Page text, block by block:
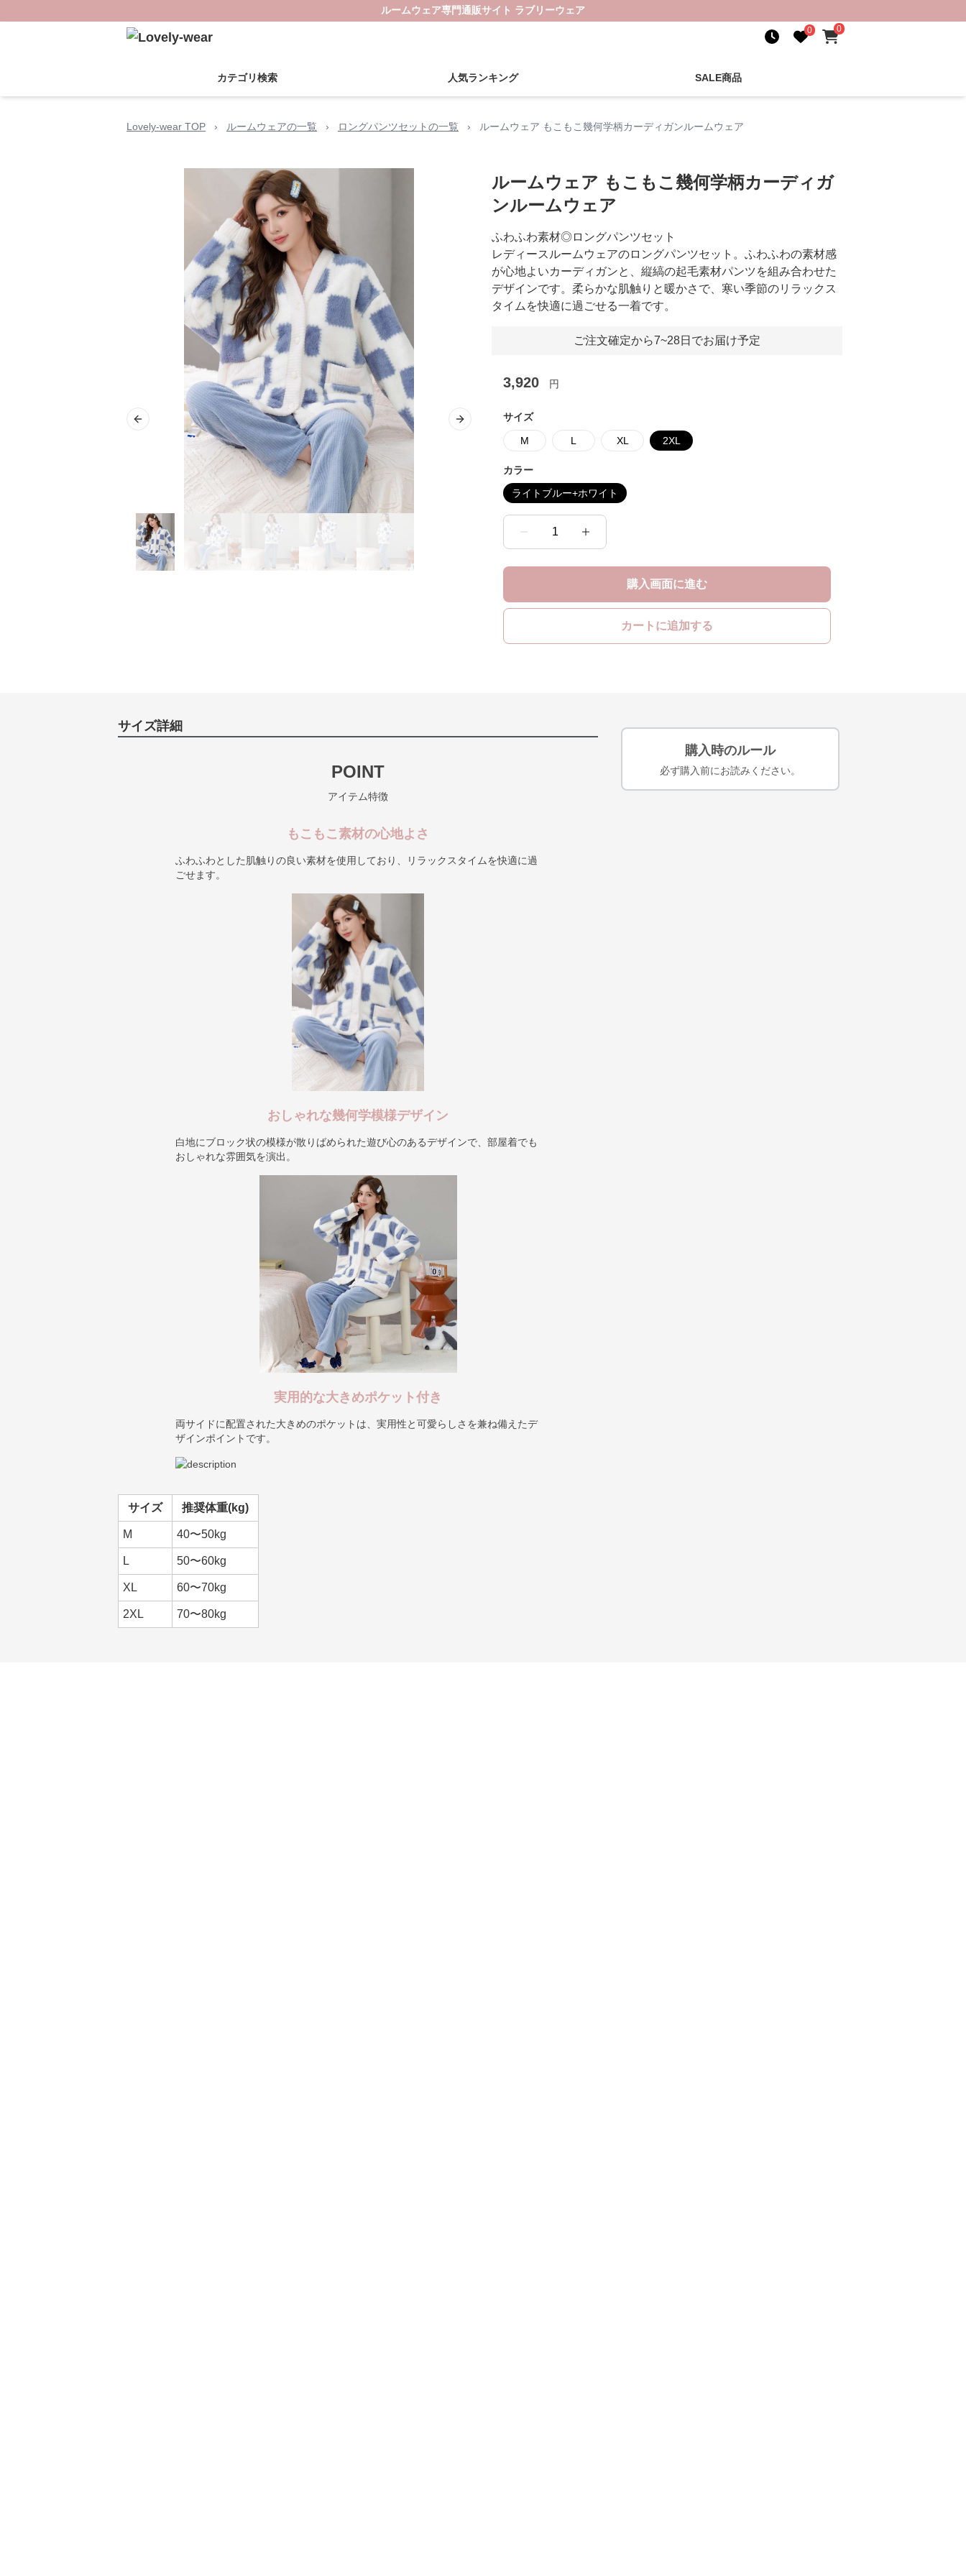
ルームウェア専門通販サイト ラブリーウェア
0 0
カテゴリ検索 人気ランキング SALE商品
Lovely-wear TOP › ルームウェアの一覧 › ロングパンツセットの一覧 › ルームウェア もこもこ幾何学柄カーディガンルームウェア
Previous slide Next slide
ルームウェア もこもこ幾何学柄カーディガ
ンルームウェア
ふわふわ素材◎ロングパンツセット
レディースルームウェアのロングパンツセット。ふわふわの素材感
が心地よいカーディガンと、縦縞の起毛素材パンツを組み合わせた
デザインです。柔らかな肌触りと暖かさで、寒い季節のリラックス
タイムを快適に過ごせる一着です。
ご注文確定から7~28日でお届け予定
3,920 円
サイズ
M L XL 2XL
カラー
ライトブルー+ホワイト
1
購入画面に進む
カートに追加する
サイズ詳細
POINT
アイテム特徴
もこもこ素材の心地よさ
ふわふわとした肌触りの良い素材を使用しており、リラックスタイムを快適に過
ごせます。
おしゃれな幾何学模様デザイン
白地にブロック状の模様が散りばめられた遊び心のあるデザインで、部屋着でも
おしゃれな雰囲気を演出。
実用的な大きめポケット付き
両サイドに配置された大きめのポケットは、実用性と可愛らしさを兼ね備えたデ
ザインポイントです。
サイズ 推奨体重(kg)
M 40〜50kg
L 50〜60kg
XL 60〜70kg
2XL 70〜80kg
購入時のルール
必ず購入前にお読みください。